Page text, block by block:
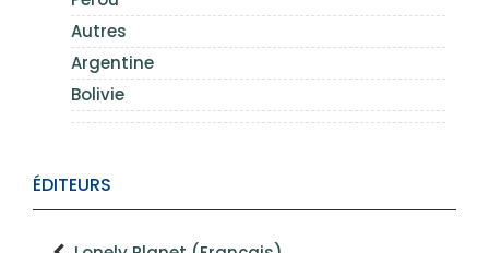
Autres
Argentine
Bolivie
ÉDITEURS